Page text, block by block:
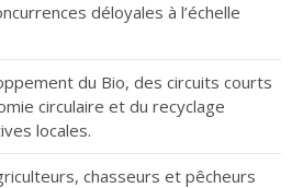
déloyales à l’échelle
du Bio, des circuits courts
circulaire et du recyclage
locales.
chasseurs et pêcheurs